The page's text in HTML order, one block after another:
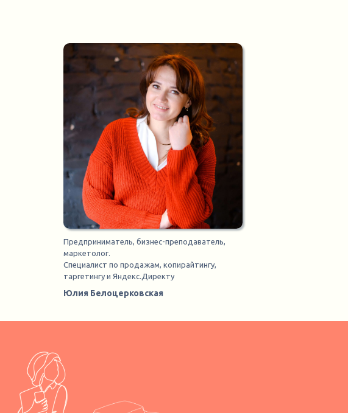
Юлия Белоцерковская
Предприниматель, бизнес-преподаватель,
маркетолог.
Специалист по продажам, копирайтингу,
таргетингу и Яндекс.Директу